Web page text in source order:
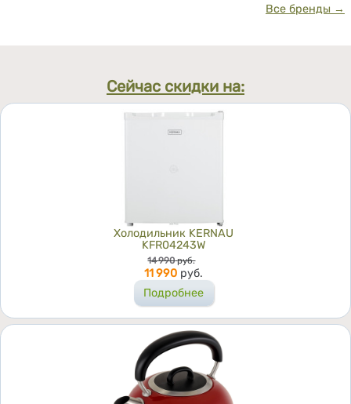
Все бренды →
Сейчас скидки на:
Холодильник KERNAU
KFR04243W
Цена
14 990 руб.
11 990 руб.
Подробнее